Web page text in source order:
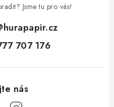
Jsme tu pro vás!
hurapapir.cz
707 176